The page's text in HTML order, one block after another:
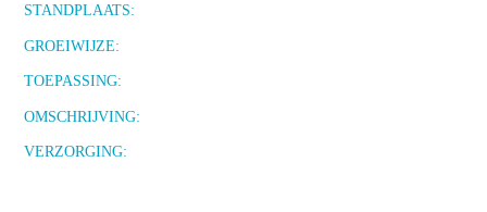
STANDPLAATS:
GROEIWIJZE:
TOEPASSING:
OMSCHRIJVING:
VERZORGING: